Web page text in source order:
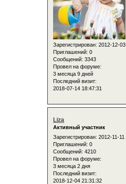
Зарегистрирован: 2012-12-03
Приглашений: 0
Сообщений: 3343
Провел на форуме:
3 месяца 9 дней
Последний визит:
2018-07-14 18:47:31
Liza
Активный участник
Зарегистрирован: 2012-11-11
Приглашений: 0
Сообщений: 4210
Провел на форуме:
3 месяца 2 дня
Последний визит:
2018-12-04 21:31:32